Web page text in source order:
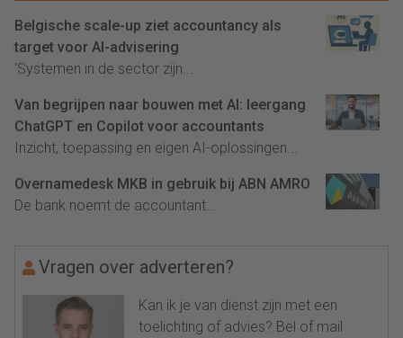
Belgische scale-up ziet accountancy als
target voor AI-advisering
'Systemen in de sector zijn...
Van begrijpen naar bouwen met AI: leergang
ChatGPT en Copilot voor accountants
Inzicht, toepassing en eigen AI-oplossingen...
Overnamedesk MKB in gebruik bij ABN AMRO
De bank noemt de accountant...
Vragen over adverteren?
Kan ik je van dienst zijn met een
toelichting of advies? Bel of mail